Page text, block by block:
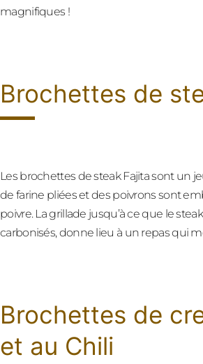
magnifiques !
Brochettes de
Les brochettes de steak Fajita sont un
de farine pliées et des poivrons sont
poivre. La grillade jusqu’à ce que le
carbonisés, donne lieu à un repas qui
Brochettes de
et au Chili